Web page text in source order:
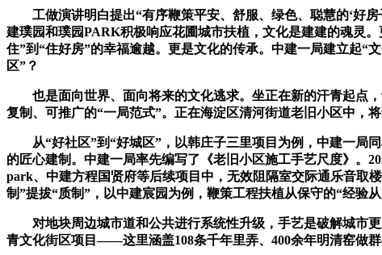
工做演讲明白提出“有序鞭策平安、舒服、绿色、聪慧的‘好房
建璞园和璞园PARK积极响应花圃城市扶植，文化是建建的魂灵
住”到“住好房”的幸福逾越。更是文化的传承。中建一局建立起“
区”？
也是面向世界、面向将来的文化逃求。坐正在新的汗青起点，
复制、可推广的“一局范式”。正在海淀区清河街道老旧小区中，
从“好社区”到“好城区”，以韩庄子三里项目为例，中建一局同
的匠心建制。中建一局率先编写了《老旧小区施工手艺尺度》。
park、中建方程国贤府等后续项目中，无效阻隔室交际通乐音取
制”提拔“质制”，以中建宸园为例，鞭策工程扶植从保守的“经验
对地块周边城市道和公共进行系统性升级，手艺是破解城市更
青文化街区项目——这里涵盖108条千年里弄、400余年明清窑做